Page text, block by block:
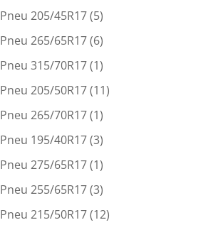
Pneu 205/45R17(5)
Pneu 265/65R17(6)
Pneu 315/70R17(1)
Pneu 205/50R17(11)
Pneu 265/70R17(1)
Pneu 195/40R17(3)
Pneu 275/65R17(1)
Pneu 255/65R17(3)
Pneu 215/50R17(12)